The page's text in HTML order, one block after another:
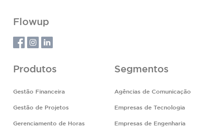
Flowup
Produtos
Gestão Financeira
Gestão de Projetos
Gerenciamento de Horas
Segmentos
Agências de Comunicação
Empresas de Tecnologia
Empresas de Engenharia